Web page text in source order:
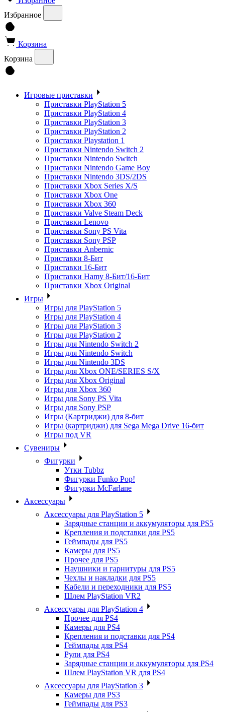
Избранное
Корзина
Корзина
Игровые приставки
Приставки PlayStation 5
Приставки PlayStation 4
Приставки PlayStation 3
Приставки PlayStation 2
Приставки Playstation 1
Приставки Nintendo Switch 2
Приставки Nintendo Switch
Приставки Nintendo Game Boy
Приставки Nintendo 3DS/2DS
Приставки Xbox Series X/S
Приставки Xbox One
Приставки Xbox 360
Приставки Valve Steam Deck
Приставки Lenovo
Приставки Sony PS Vita
Приставки Sony PSP
Приставки Anbernic
Приставки 8-Бит
Приставки 16-Бит
Приставки Hamy 8-Бит/16-Бит
Приставки Xbox Original
Игры
Игры для PlayStation 5
Игры для PlayStation 4
Игры для PlayStation 3
Игры для PlayStation 2
Игры для Nintendo Switch 2
Игры для Nintendo Switch
Игры для Nintendo 3DS
Игры для Xbox ONE/SERIES S/X
Игры для Xbox Original
Игры для Xbox 360
Игры для Sony PS Vita
Игры для Sony PSP
Игры (Картриджи) для 8-бит
Игры (картриджи) для Sega Mega Drive 16-бит
Игры под VR
Сувениры
Фигурки
Утки Tubbz
Фигурки Funko Pop!
Фигурки McFarlane
Аксессуары
Аксессуары для PlayStation 5
Зарядные станции и аккумуляторы для PS5
Крепления и подставки для PS5
Геймпады для PS5
Камеры для PS5
Прочее для PS5
Наушники и гарнитуры для PS5
Чехлы и накладки для PS5
Кабели и переходники для PS5
Шлем PlayStation VR2
Аксессуары для PlayStation 4
Прочее для PS4
Камеры для PS4
Крепления и подставки для PS4
Геймпады для PS4
Рули для PS4
Зарядные станции и аккумуляторы для PS4
Шлем PlayStation VR для PS4
Аксессуары для PlayStation 3
Камеры для PS3
Геймпады для PS3